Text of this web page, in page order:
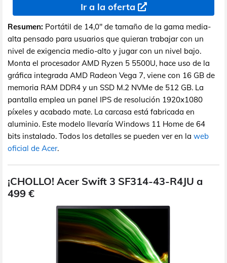
Ir a la oferta
Resumen: Portátil de 14,0" de tamaño de la gama media-
alta pensado para usuarios que quieran trabajar con un
nivel de exigencia medio-alto y jugar con un nivel bajo.
Monta el procesador AMD Ryzen 5 5500U, hace uso de la
gráfica integrada AMD Radeon Vega 7, viene con 16 GB de
memoria RAM DDR4 y un SSD M.2 NVMe de 512 GB. La
pantalla emplea un panel IPS de resolución 1920x1080
píxeles y acabado mate. La carcasa está fabricada en
aluminio. Este modelo llevaría Windows 11 Home de 64
bits instalado. Todos los detalles se pueden ver en la web
oficial de Acer.
¡CHOLLO! Acer Swift 3 SF314-43-R4JU a
499 €